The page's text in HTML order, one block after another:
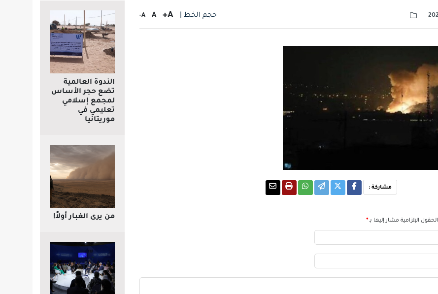
حجم الخط | A+
A
A-
مشاركة :
الحقول الإلزامية مشار إليها بـ*
الندوة العالمية
تضع حجر الأساس
لمجمع إسلامي
تعليمي في
موريتانيا
من يرى الغبار أولاً!